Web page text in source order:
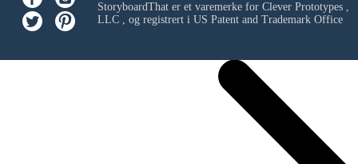
StoryboardThat er et varemerke for Clever Prototypes ,
LLC, og registrert i US Patent and Trademark Office